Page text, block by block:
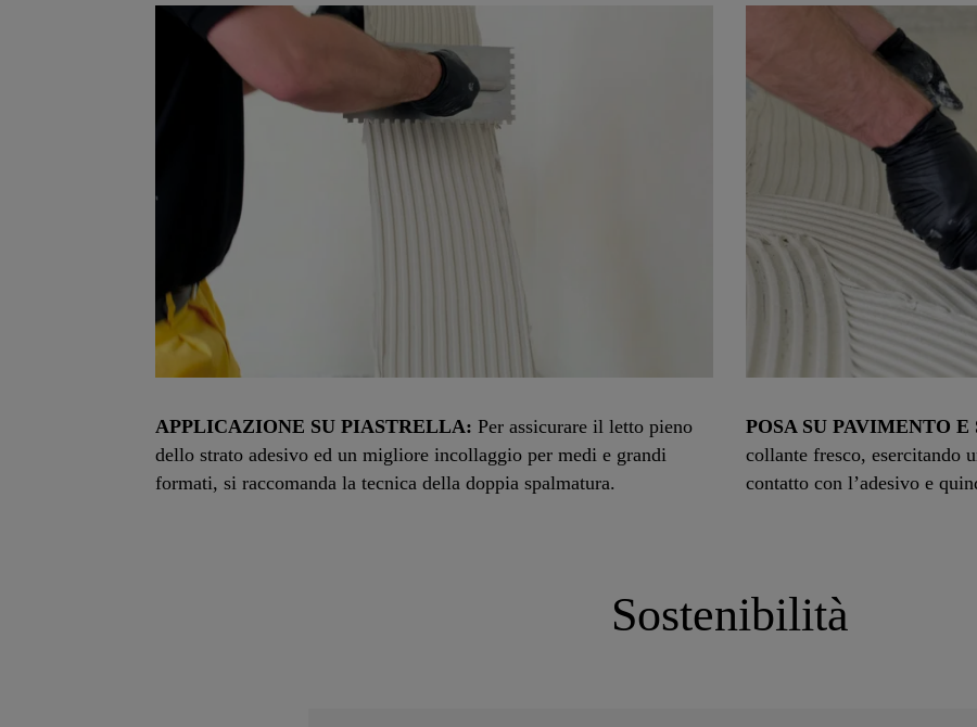
APPLICAZIONE SU PIASTRELLA: Per assicurare il letto pieno
dello strato adesivo ed un migliore incollaggio per medi e grandi
formati, si raccomanda la tecnica della doppia spalmatura.
POSA SU PAVIMENTO E
collante fresco, esercitando
contatto con l’adesivo e
Sostenibilità